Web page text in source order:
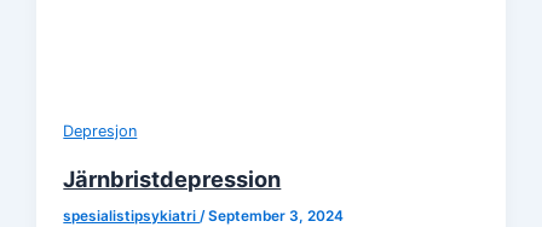
Depresjon
Järnbristdepression
spesialistipsykiatri/September 3, 2024